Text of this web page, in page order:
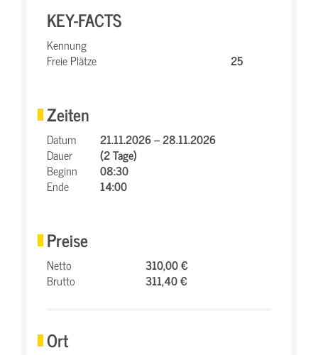
KEY-FACTS
Kennung
Freie Plätze
25
Zeiten
Datum
21.11.2026 – 28.11.2026
Dauer
(2 Tage)
Beginn
08:30
Ende
14:00
Preise
Netto
310,00 €
Brutto
311,40 €
Ort